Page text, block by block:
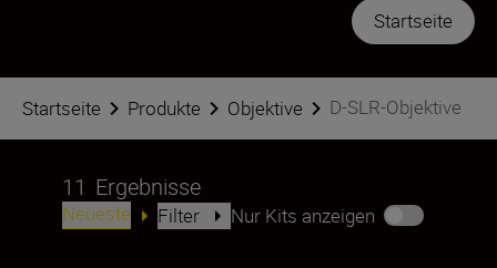
Startseite
Startseite Produkte Objektive D-SLR-Objektive
11 Ergebnisse
Neueste Filter Nur Kits anzeigen